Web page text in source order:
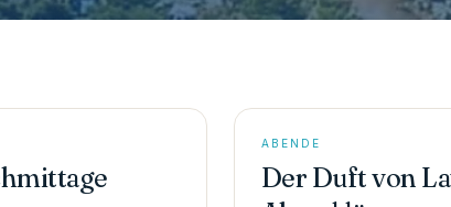
ABENDE
Der Duft von